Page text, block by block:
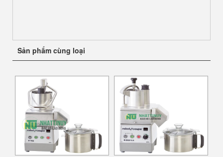
Sản phẩm cùng loại